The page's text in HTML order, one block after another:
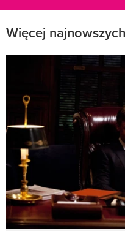
Więcej najnowszych